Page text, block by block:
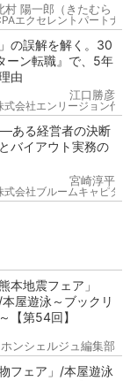
村 陽一郎（きたむら
エクセレントパート
の誤解を解く。30
ーン転職』で、5年
由
江口勝彦
式会社エンリージョン代
ある経営者の決断
バイアウト実務の
宮崎淳平
式会社ブルームキャピ
本地震フェア」
屋遊泳～ブックリ
【第54回】
ホンシェルジュ編集部
フェア」/本屋遊泳